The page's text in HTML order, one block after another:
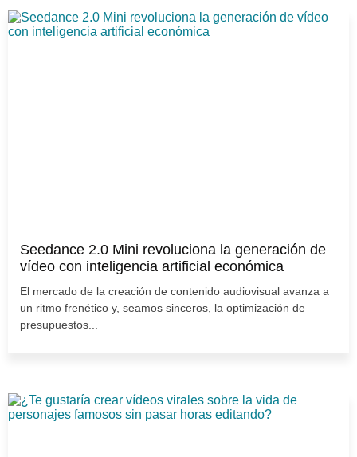
Seedance 2.0 Mini revoluciona la generación de
vídeo con inteligencia artificial económica
El mercado de la creación de contenido audiovisual avanza a
un ritmo frenético y, seamos sinceros, la optimización de
presupuestos...